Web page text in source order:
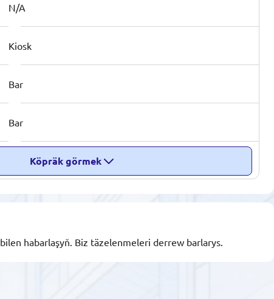
N/A
Kiosk
Bar
Bar
Köpräk görmek
bilen habarlaşyň. Biz täzelenmeleri derrew barlarys.